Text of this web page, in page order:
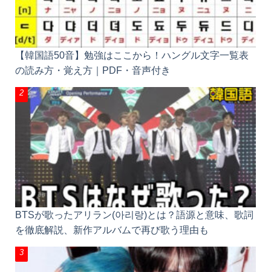
【韓国語50音】勉強はここから！ハングル文字一覧表
の読み方・覚え方｜PDF・音声付き
BTSが歌ったアリラン(아리랑)とは？語源と意味、歌詞
を徹底解説、新作アルバムで再び歌う理由も